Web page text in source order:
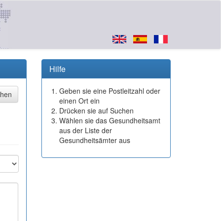
Hilfe
Geben sie eine Postleitzahl oder
einen Ort ein
Drücken sie auf Suchen
Wählen sie das Gesundheitsamt
aus der Liste der
Gesundheitsämter aus